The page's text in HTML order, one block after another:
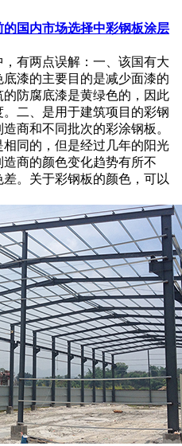
国内市场选择中彩钢板涂层
有两点误解：一、该国有大
漆的主要目的是减少面漆的
防腐底漆是黄绿色的，因此
二、是用于建筑项目的彩钢
商和不同批次的彩涂钢板。
同的，但是经过几年的阳光
商的颜色变化趋势有所不
。关于彩钢板的颜色，可以